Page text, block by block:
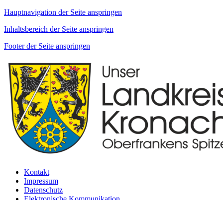
Hauptnavigation der Seite anspringen
Inhaltsbereich der Seite anspringen
Footer der Seite anspringen
Kontakt
Impressum
Datenschutz